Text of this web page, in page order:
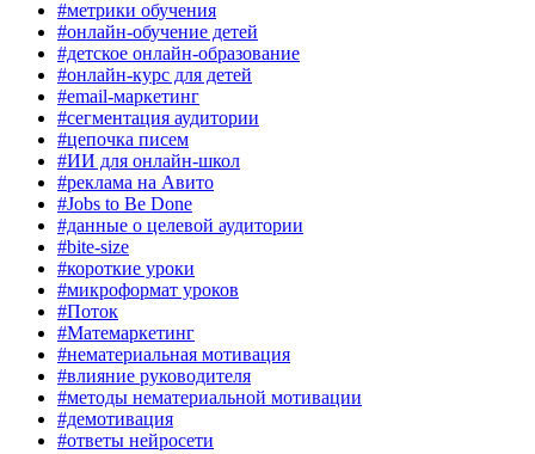
#метрики обучения
#онлайн-обучение детей
#детское онлайн-образование
#онлайн-курс для детей
#email-маркетинг
#сегментация аудитории
#цепочка писем
#ИИ для онлайн-школ
#реклама на Авито
#Jobs to Be Done
#данные о целевой аудитории
#bite-size
#короткие уроки
#микроформат уроков
#Поток
#Матемаркетинг
#нематериальная мотивация
#влияние руководителя
#методы нематериальной мотивации
#демотивация
#ответы нейросети